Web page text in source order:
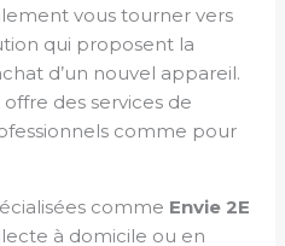
vous tourner vers
qui proposent la
d’un nouvel appareil.
des services de
comme pour
comme Envie 2E
à domicile ou en